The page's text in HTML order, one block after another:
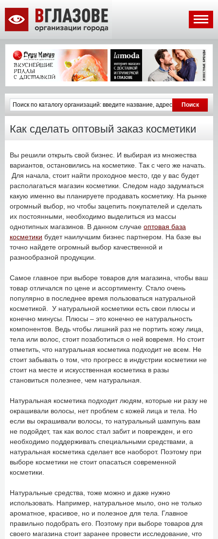
Как сделать оптовый заказ косметики
Вы решили открыть свой бизнес. И выбирая из множества
вариантов, остановились на косметике. Так с чего же начать.
Для начала, стоит найти проходное место, где у вас будет
располагаться магазин косметики. Следом надо задуматься
какую именно вы планируете продавать косметику. На рынке
огромный выбор, но чтобы зацепить покупателей и сделать
их постоянными, необходимо выделиться из массы
однотипных магазинов. В данном случае оптовая база
косметики будет наилучшим бизнес партнером. На базе вы
точно найдете огромный выбор качественной и
разнообразной продукции.
Самое главное при выборе товаров для магазина, чтобы ваш
товар отличался по цене и ассортименту. Стало очень
популярно в последнее время пользоваться натуральной
косметикой. У натуральной косметики есть свои плюсы и
конечно минусы. Плюсы – это конечно ее натуральность
компонентов. Ведь чтобы лишний раз не портить кожу лица,
тела или волос, стоит позаботиться о ней вовремя. Но стоит
отметить, что натуральная косметика подходит не всем. Не
стоит забывать о том, что прогресс в индустрии косметики не
стоит на месте и искусственная косметика в разы
становиться полезнее, чем натуральная.
Натуральная косметика подходит людям, которые ни разу не
окрашивали волосы, нет проблем с кожей лица и тела. Но
если вы окрашивали волосы, то натуральный шампунь вам
не подойдет, так как волос стал забит и поврежден, и его
необходимо поддерживать специальными средствами, а
натуральная косметика сделает все наоборот. Поэтому при
выборе косметики не стоит опасаться современной
косметики.
Натуральные средства, тоже можно и даже нужно
использовать. Например, натуральное мыло, оно не только
ароматное, красивое, но и полезное для тела. Главное
правильно подобрать его. Поэтому при выборе товаров для
своего магазина стоит заранее провести исследование, что